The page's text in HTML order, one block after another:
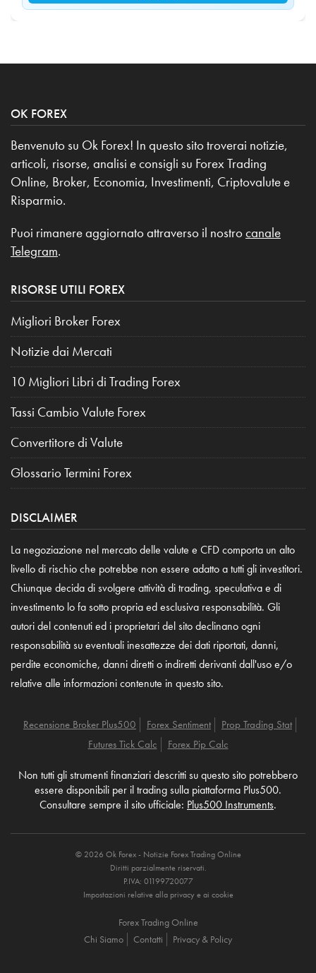
OK FOREX
Benvenuto su Ok Forex! In questo sito troverai notizie,
articoli, risorse, analisi e consigli su Forex Trading
Online, Broker, Economia, Investimenti, Criptovalute e
Risparmio.
Puoi rimanere aggiornato attraverso il nostro canale
Telegram.
RISORSE UTILI FOREX
Migliori Broker Forex
Notizie dai Mercati
10 Migliori Libri di Trading Forex
Tassi Cambio Valute Forex
Convertitore di Valute
Glossario Termini Forex
DISCLAIMER
La negoziazione nel mercato delle valute e CFD comporta un alto
livello di rischio che potrebbe non essere adatto a tutti gli investitori.
Chiunque decida di svolgere attività di trading, speculativa e di
investimento lo fa sotto propria ed esclusiva responsabilità. Gli
autori del contenuti ed i proprietari del sito declinano ogni
responsabilità su eventuali inesattezze dei dati riportati, danni,
perdite economiche, danni diretti o indiretti derivanti dall'uso e/o
relative alle informazioni contenute in questo sito.
Recensione Broker Plus500 Forex Sentiment
Prop Trading Stat
Futures Tick Calc
Forex Pip Calc
Non tutti gli strumenti finanziari descritti su questo sito potrebbero
essere disponibili per il trading sulla piattaforma Plus500.
Consultare sempre il sito ufficiale: Plus500 Instruments.
© 2026 Ok Forex - Notizie Forex Trading Online
Diritti parzialmente riservati.
P.IVA: 01199720077
Impostazioni relative alla privacy e ai cookie
Forex Trading Online
Chi Siamo
Contatti Privacy & Policy